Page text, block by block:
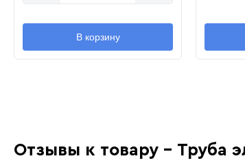
В корзину
Отзывы к товару - Труба